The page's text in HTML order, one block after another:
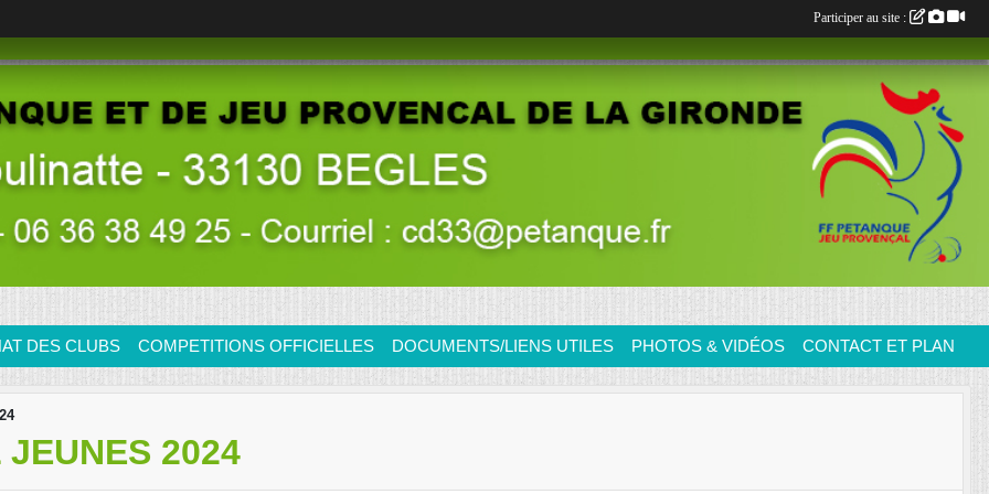
DES CLUBS COMPETITIONS OFFICIELLES DOCUMENTS/LIENS UTILES PHOTOS & VIDÉOS CONTACT ET PLAN
2024
Participer au site :